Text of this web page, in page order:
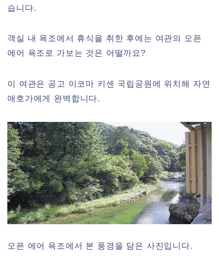
습니다.
객실 내 욕조에서 휴식을 취한 후에는 여관의 오픈
에어 욕조로 가보는 것은 어떨까요?
이 여관은 공고 이코마 키센 국립공원에 위치해 자연
애호가에게 완벽합니다.
오픈 에어 욕조에서 본 풍경을 담은 사진입니다.